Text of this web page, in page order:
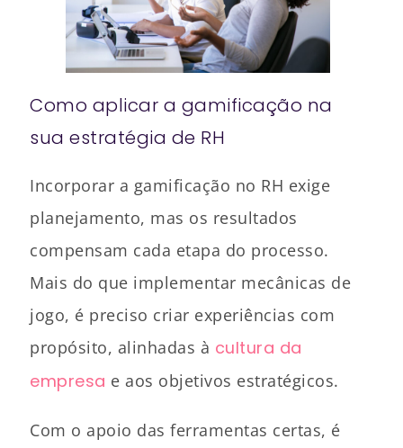
Como aplicar a gamificação na
sua estratégia de RH
Incorporar a gamificação no RH exige
planejamento, mas os resultados
compensam cada etapa do processo.
Mais do que implementar mecânicas de
jogo, é preciso criar experiências com
propósito, alinhadas à cultura da
empresa e aos objetivos estratégicos.
Com o apoio das ferramentas certas, é